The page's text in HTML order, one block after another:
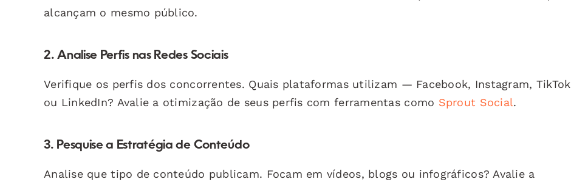
alcançam o mesmo público.
2. Analise Perfis nas Redes Sociais
Verifique os perfis dos concorrentes. Quais plataformas utilizam — Facebook, Instagram, TikTok
ou LinkedIn? Avalie a otimização de seus perfis com ferramentas como Sprout Social.
3. Pesquise a Estratégia de Conteúdo
Analise que tipo de conteúdo publicam. Focam em vídeos, blogs ou infográficos? Avalie a